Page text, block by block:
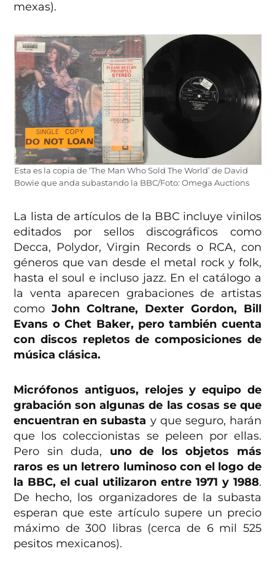
mexas).
Esta es la copia de ‘The Man Who Sold The World’ de David
Bowie que anda subastando la BBC/Foto: Omega Auctions
La lista de artículos de la BBC incluye vinilos
editados por sellos discográficos como
Decca, Polydor, Virgin Records o RCA, con
géneros que van desde el metal rock y folk,
hasta el soul e incluso jazz. En el catálogo a
la venta aparecen grabaciones de artistas
comoJohn Coltrane, Dexter Gordon, Bill
Evans o Chet Baker, pero también cuenta
con discos repletos de composiciones de
música clásica.
Micrófonos antiguos, relojes y equipo de
grabación son algunas de las cosas se que
encuentran en subasta y que seguro, harán
que los coleccionistas se peleen por ellas.
Pero sin duda, uno de los objetos más
raros es un letrero luminoso con el logo de
la BBC, el cual utilizaron entre 1971 y 1988.
De hecho, los organizadores de la subasta
esperan que este artículo supere un precio
máximo de 300 libras (cerca de 6 mil 525
pesitos mexicanos).